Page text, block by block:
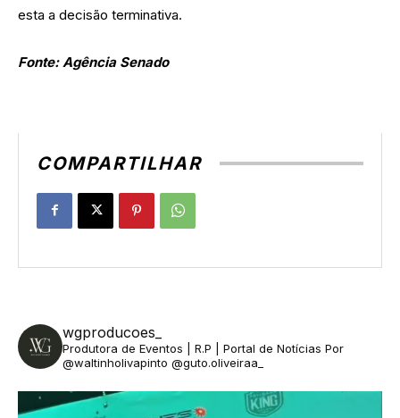
esta a decisão terminativa.
Fonte: Agência Senado
COMPARTILHAR
wgproducoes_
Produtora de Eventos | R.P | Portal de Notícias Por
@waltinholivapinto @guto.oliveiraa_